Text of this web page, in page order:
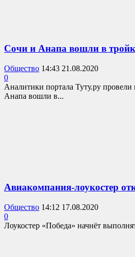
Сочи и Анапа вошли в
Общество 14:43 21.08.2020
0
Аналитики портала Туту.ру провели
Анапа вошли в...
Авиакомпания-лоукостер
Общество 14:12 17.08.2020
0
Лоукостер «Победа» начнёт